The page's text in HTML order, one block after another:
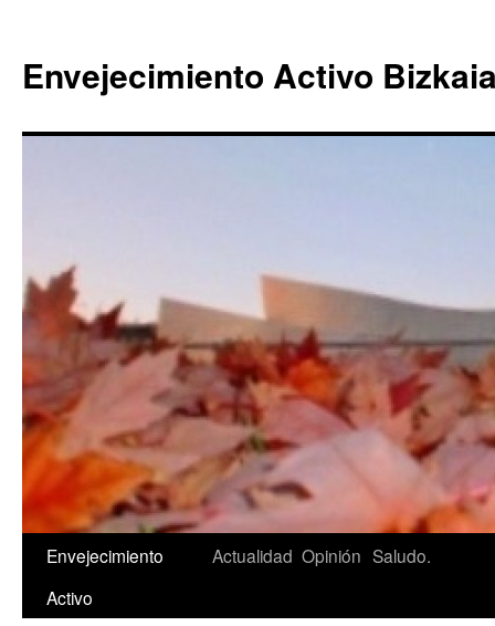
Envejecimiento Activo
Saltar
Envejecimiento
Activo
Actualidad Opinión Saludo.